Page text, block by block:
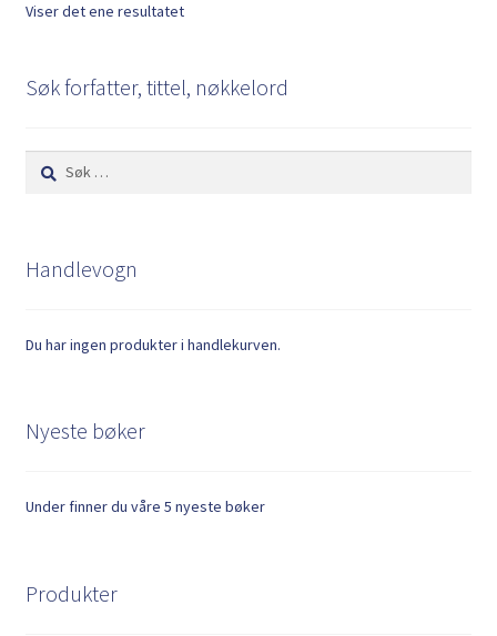
Viser det ene resultatet
Søk forfatter, tittel, nøkkelord
Søk
etter:
Handlevogn
Du har ingen produkter i handlekurven.
Nyeste bøker
Under finner du våre 5 nyeste bøker
Produkter